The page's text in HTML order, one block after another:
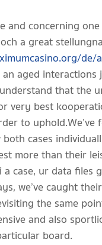
and concerning
a great
de/
aged
that the
very best
to
cases
more than their
case, ur data files
we’ve caught
the same
and also
board.